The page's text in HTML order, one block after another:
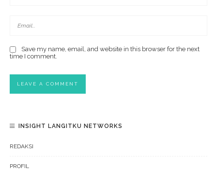
Save my name, email, and website in this browser for the next
time I comment.
INSIGHT LANGITKU NETWORKS
REDAKSI
PROFIL